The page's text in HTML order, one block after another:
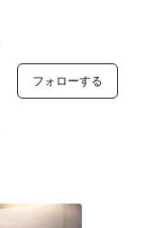
フォローする